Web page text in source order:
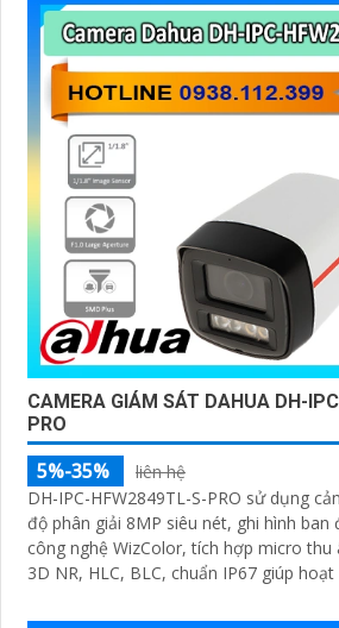
CAMERA GIÁM SÁT DAHUA DH-
PRO
5%-35%
liên hệ
DH-IPC-HFW2849TL-S-PRO sử dụng
độ phân giải 8MP siêu nét, ghi hình ban
công nghệ WizColor, tích hợp micro
3D NR, HLC, BLC, chuẩn IP67 giúp